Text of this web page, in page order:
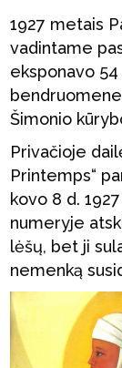
1927 metais
vadintame
eksponavo
Šimonio
Privačioje
Printemps“
kovo 8 d.
numeryje
lėšų, bet ji
nemenką